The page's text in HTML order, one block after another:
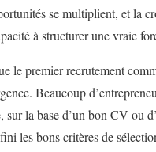
se multiplient, et la
à structurer une vraie
le premier recrutement
Beaucoup
sur la base d’un bon CV ou
les bons critères de